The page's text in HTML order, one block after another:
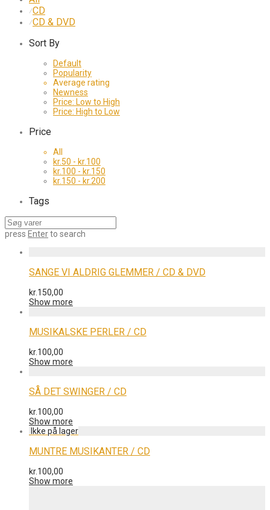
⁄CD
⁄CD & DVD
Sort By
Default
Popularity
Average rating
Newness
Price: Low to High
Price: High to Low
Price
All
kr.50 - kr.100
kr.100 - kr.150
kr.150 - kr.200
Tags
press Enterto search
SANGE VI ALDRIG GLEMMER / CD & DVD
kr.150,00
Show more
MUSIKALSKE PERLER / CD
kr.100,00
Show more
SÅ DET SWINGER / CD
kr.100,00
Show more
MUNTRE MUSIKANTER / CD
kr.100,00
Show more